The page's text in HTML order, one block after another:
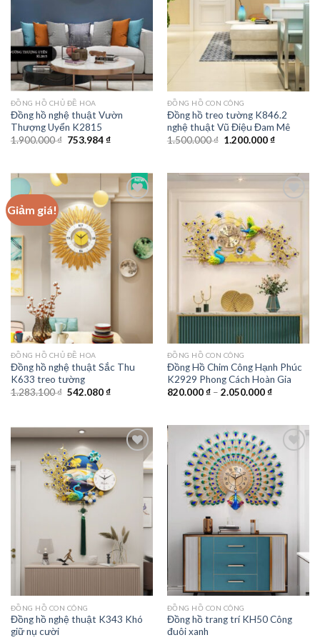
ĐỒNG HỒ CHỦ ĐỀ HOA
Đồng hồ nghệ thuật Vườn
Thượng Uyển K2815
1.900.000₫ Giá
753.984₫Giá
753.984 ₫.
ĐỒNG HỒ CON CÔNG
Đồng hồ treo tường K846.2
nghệ thuật Vũ Điệu Đam Mê
1.500.000₫ Giá
1.200.000₫Giá
1.200.000
Giảm giá!
wishlist
ĐỒNG HỒ CHỦ ĐỀ HOA
Đồng hồ nghệ thuật Sắc Thu
K633 treo tường
1.283.100₫ Giá
542.080₫Giá
542.080 ₫.
Add to
wishlist
ĐỒNG HỒ CON CÔNG
Đồng Hồ Chim Công Hạnh Phúc
K2929 Phong Cách Hoàn Gia
820.000₫ – 2.050.000₫Khoảng
đến
2.050.000
wishlist
ĐỒNG HỒ CON CÔNG
Đồng hồ nghệ thuật K343 Khó
giữ nụ cười
Add to
wishlist
ĐỒNG HỒ CON CÔNG
Đồng hồ trang trí KH50 Công
đuôi xanh